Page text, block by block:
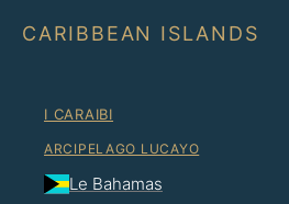
CARIBBEAN ISLANDS
I CARAIBI
ARCIPELAGO LUCAYO
Le Bahamas